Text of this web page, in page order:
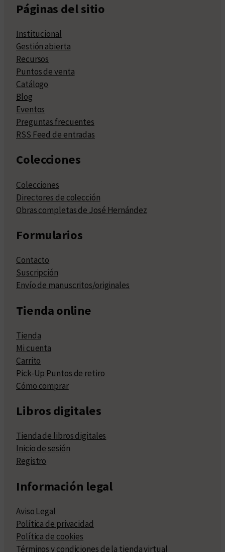
Páginas del sitio
Institucional
Gestión abierta
Recursos
Puntos de venta
Catálogo
Blog
Eventos
Preguntas frecuentes
RSS Feed de entradas
Colecciones
Colecciones
Directores de colección
Obras completas de José Hernández
Formularios
Contacto
Suscripción
Envío de manuscritos/originales
Tienda online
Tienda
Mi cuenta
Carrito
Pick-Up Puntos de retiro
Cómo comprar
Libros digitales
Tienda de libros digitales
Inicio de sesión
Registro
Información legal
Aviso Legal
Política de privacidad
Política de cookies
Términos y condiciones de la tienda virtual